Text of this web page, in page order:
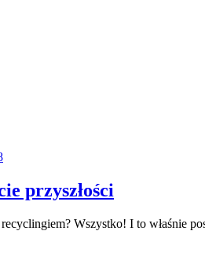
przyszłości
Wszystko! I to właśnie